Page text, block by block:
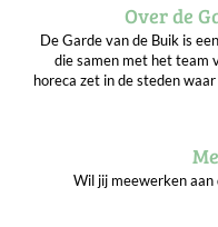
Over de
De Garde van de Buik is
die samen met het team
horeca zet in de steden
Wil jij meewerken aan